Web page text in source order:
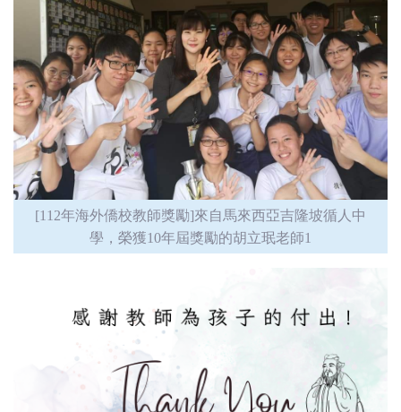
[112年海外僑校教師獎勵]來自馬來西亞吉隆坡循人中
學，榮獲10年屆獎勵的胡立珉老師1